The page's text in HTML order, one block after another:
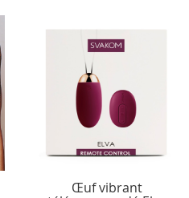
Œuf vibrant